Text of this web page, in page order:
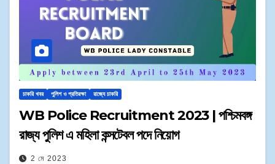
চাকরি খবর পুলিশ ও প্রতিরক্ষা রাজ্যে চাকরি
WB Police Recruitment 2023 | পশ্চিমবঙ্গ
রাজ্য পুলিশ এ মহিলা কন্সটেবল পদে নিয়োগ
2 মে 2023